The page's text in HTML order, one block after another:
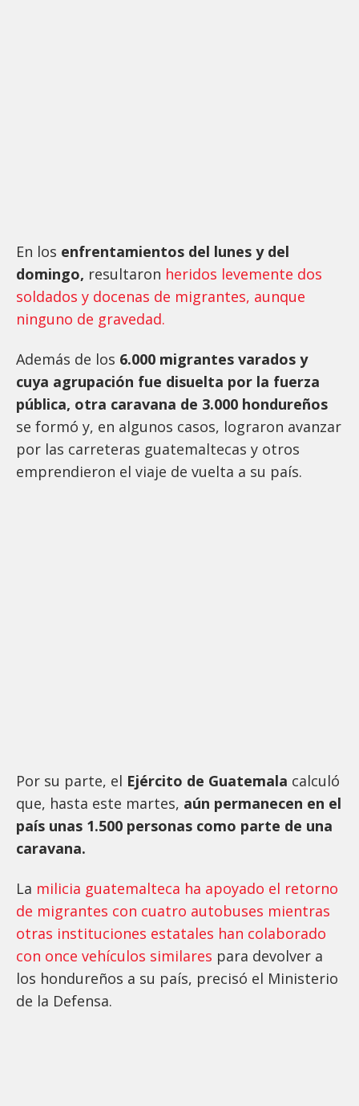
En los enfrentamientos del lunes y del
domingo, resultaron heridos levemente dos
soldados y docenas de migrantes, aunque
ninguno de gravedad.
Además de los 6.000 migrantes varados y
cuya agrupación fue disuelta por la fuerza
pública, otra caravana de 3.000 hondureños
se formó y, en algunos casos, lograron avanzar
por las carreteras guatemaltecas y otros
emprendieron el viaje de vuelta a su país.
Por su parte, el Ejército de Guatemala calculó
que, hasta este martes, aún permanecen en el
país unas 1.500 personas como parte de una
caravana.
La milicia guatemalteca ha apoyado el retorno
de migrantes con cuatro autobuses mientras
otras instituciones estatales han colaborado
con once vehículos similares para devolver a
los hondureños a su país, precisó el Ministerio
de la Defensa.